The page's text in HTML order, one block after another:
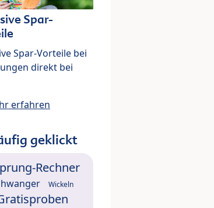
Spar-
Spar-Vorteile bei
direkt bei
erfahren
geklickt
Rechner
Wickeln